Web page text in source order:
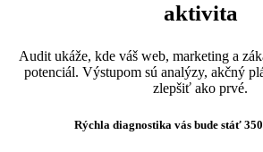
aktivita
Audit ukáže, kde váš web, marketing a
potenciál. Výstupom sú analýzy, akčný
zlepšiť ako prvé.
Rýchla diagnostika vás bude stáť